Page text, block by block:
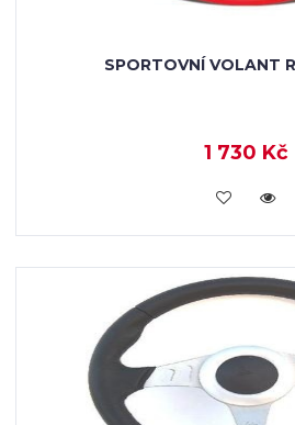
SPORTOVNÍ VOLANT
1 730 Kč
KOUPIT